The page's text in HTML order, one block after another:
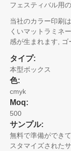
フェスティバル用
当社のカラー印刷
くいマットラミネ
感が生まれます, ゴ
タイプ:
本型ボックス
色:
cmyk
Moq:
500
サンプル:
無料で準備ができ
スタマイズされた